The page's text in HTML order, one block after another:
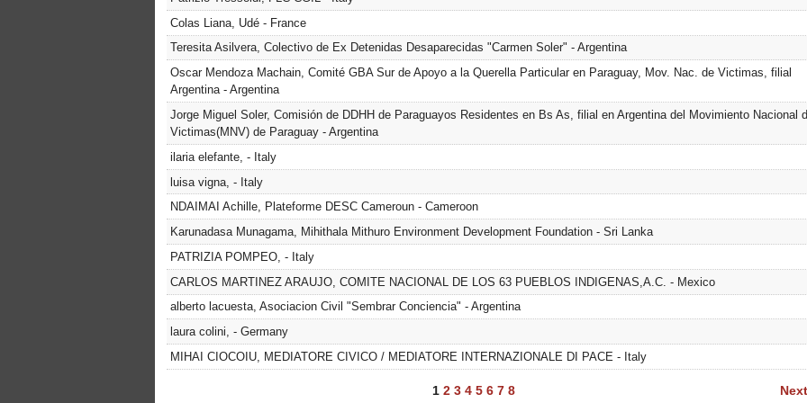
Colas Liana, Udé - France
Teresita Asilvera, Colectivo de Ex Detenidas Desaparecidas "Carmen Soler" - Argentina
Oscar Mendoza Machain, Comité GBA Sur de Apoyo a la Querella Particular en Paraguay, Mov. Nac. de Victimas, filial
Argentina - Argentina
Jorge Miguel Soler, Comisión de DDHH de Paraguayos Residentes en Bs As, filial en Argentina del Movimiento Nacional
Victimas(MNV) de Paraguay - Argentina
ilaria elefante, - Italy
luisa vigna, - Italy
NDAIMAI Achille, Plateforme DESC Cameroun - Cameroon
Karunadasa Munagama, Mihithala Mithuro Environment Development Foundation - Sri Lanka
PATRIZIA POMPEO, - Italy
CARLOS MARTINEZ ARAUJO, COMITE NACIONAL DE LOS 63 PUEBLOS INDIGENAS,A.C. - Mexico
alberto lacuesta, Asociacion Civil "Sembrar Conciencia" - Argentina
laura colini, - Germany
MIHAI CIOCOIU, MEDIATORE CIVICO / MEDIATORE INTERNAZIONALE DI PACE - Italy
1 2 3 4 5 6 7 8